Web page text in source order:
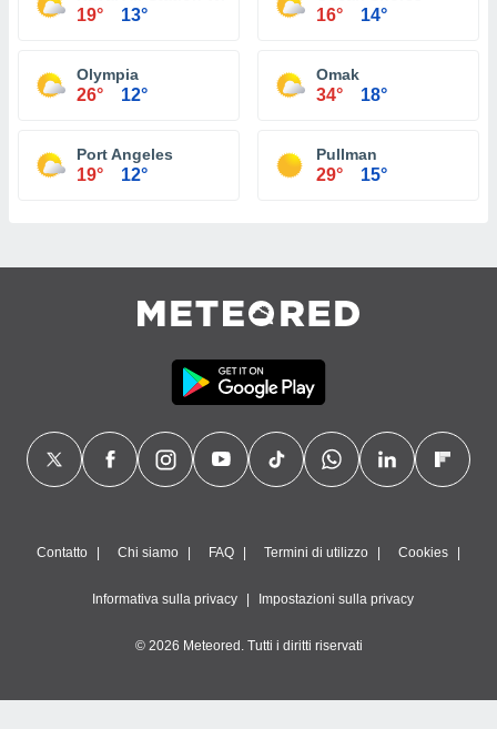
19° 13° 16° 14°
Olympia
26° 12°
Omak
34° 18°
Port Angeles
19° 12°
Pullman
29° 15°
Contatto Chi siamo FAQ Termini di utilizzo Cookies
Informativa sulla privacy Impostazioni sulla privacy
© 2026 Meteored. Tutti i diritti riservati